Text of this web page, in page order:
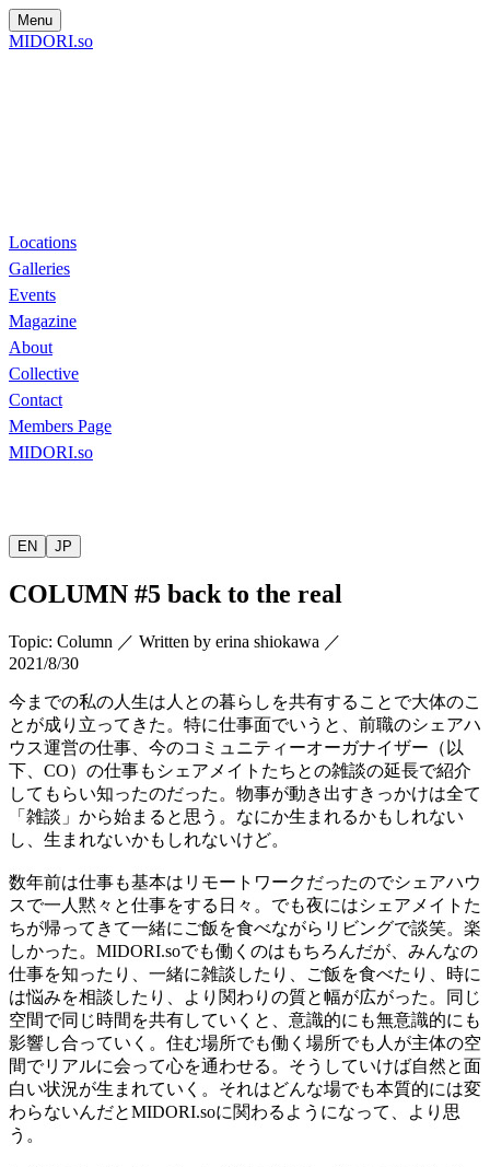
Menu
MIDORI.so
Locations
Galleries
Events
Magazine
About
Collective
Contact
Members Page
MIDORI.so
EN JP
COLUMN #5 back to the real
Topic: Column ／ Written by erina shiokawa ／
2021/8/30
今までの私の人生は人との暮らしを共有することで大体のこ
とが成り立ってきた。特に仕事面でいうと、前職のシェアハ
ウス運営の仕事、今のコミュニティーオーガナイザー（以
下、 CO）の仕事もシェアメイトたちとの雑談の延長で紹介
してもらい知ったのだった。物事が動き出すきっかけは全て
「雑談」から始まると思う。なにか生まれるかもしれない
し、生まれないかもしれないけど。
数年前は仕事も基本はリモートワークだったのでシェアハウ
スで一人黙々と仕事をする日々。でも夜にはシェアメイトた
ちが帰ってきて一緒にご飯を食べながらリビングで談笑。楽
しかった。 MIDORI.soでも働くのはもちろんだが、みんなの
仕事を知ったり、一緒に雑談したり、ご飯を食べたり、時に
は悩みを相談したり、より関わりの質と幅が広がった。同じ
空間で同じ時間を共有していくと、意識的にも無意識的にも
影響し合っていく。住む場所でも働く場所でも人が主体の空
間でリアルに会って心を通わせる。そうしていけば自然と面
白い状況が生まれていく。それはどんな場でも本質的には変
わらないんだとMIDORI.soに関わるようになって、より思
う。